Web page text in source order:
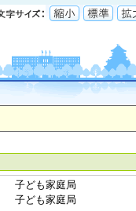
子ども家庭局
子ども家庭局